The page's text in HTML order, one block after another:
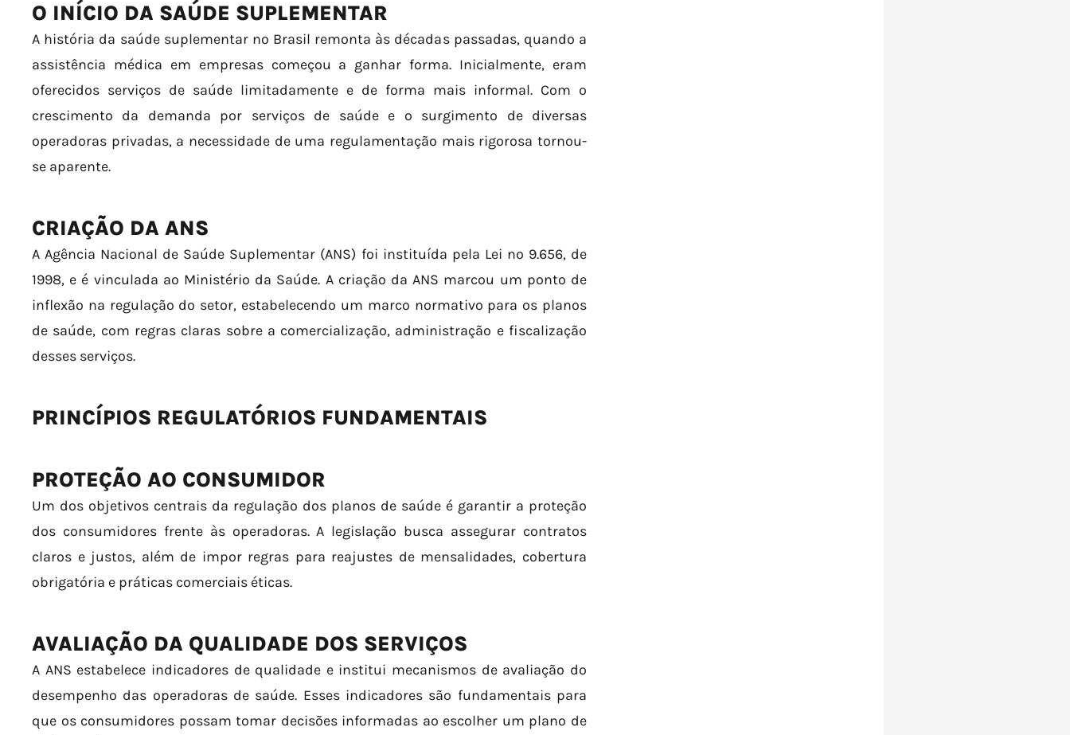
O INÍCIO DA SAÚDE SUPLEMENTAR
A história da saúde suplementar no Brasil remonta às décadas passadas, quando a
assistência médica em empresas começou a ganhar forma. Inicialmente, eram
oferecidos serviços de saúde limitadamente e de forma mais informal. Com o
crescimento da demanda por serviços de saúde e o surgimento de diversas
operadoras privadas, a necessidade de uma regulamentação mais rigorosa tornou-
se aparente.
CRIAÇÃO DA ANS
A Agência Nacional de Saúde Suplementar (ANS) foi instituída pela Lei nº 9.656, de
1998, e é vinculada ao Ministério da Saúde. A criação da ANS marcou um ponto de
inflexão na regulação do setor, estabelecendo um marco normativo para os planos
de saúde, com regras claras sobre a comercialização, administração e fiscalização
desses serviços.
PRINCÍPIOS REGULATÓRIOS FUNDAMENTAIS
PROTEÇÃO AO CONSUMIDOR
Um dos objetivos centrais da regulação dos planos de saúde é garantir a proteção
dos consumidores frente às operadoras. A legislação busca assegurar contratos
claros e justos, além de impor regras para reajustes de mensalidades, cobertura
obrigatória e práticas comerciais éticas.
AVALIAÇÃO DA QUALIDADE DOS SERVIÇOS
A ANS estabelece indicadores de qualidade e institui mecanismos de avaliação do
desempenho das operadoras de saúde. Esses indicadores são fundamentais para
que os consumidores possam tomar decisões informadas ao escolher um plano de